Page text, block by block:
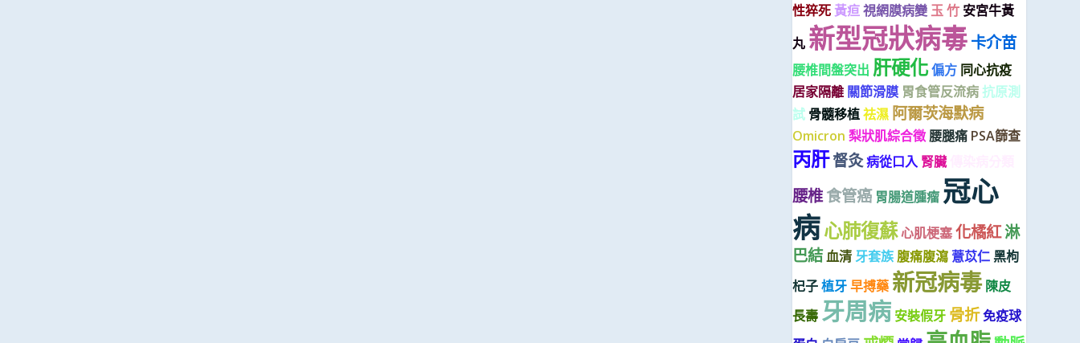
性猝死 黃疸視網膜病變 玉 竹 安宮牛黃
丸 新型冠狀病毒卡介苗
腰椎間盤突出 肝硬化偏方 同心抗疫
居家隔離 關節滑膜 胃食管反流病抗原測
試 骨髓移植祛濕 阿爾茨海默病
Omicron 梨狀肌綜合徵 腰腿痛 PSA篩查
丙肝督灸病從口入 腎臟
腰椎食管癌 胃腸道腫瘤 冠心
病心肺復蘇心肌梗塞化橘紅淋
巴結血清牙套族 腹痛腹瀉 薏苡仁黑枸
杞子植牙早搏藥 新冠病毒 陳皮
長壽 牙周病 安裝假牙 骨折免疫球